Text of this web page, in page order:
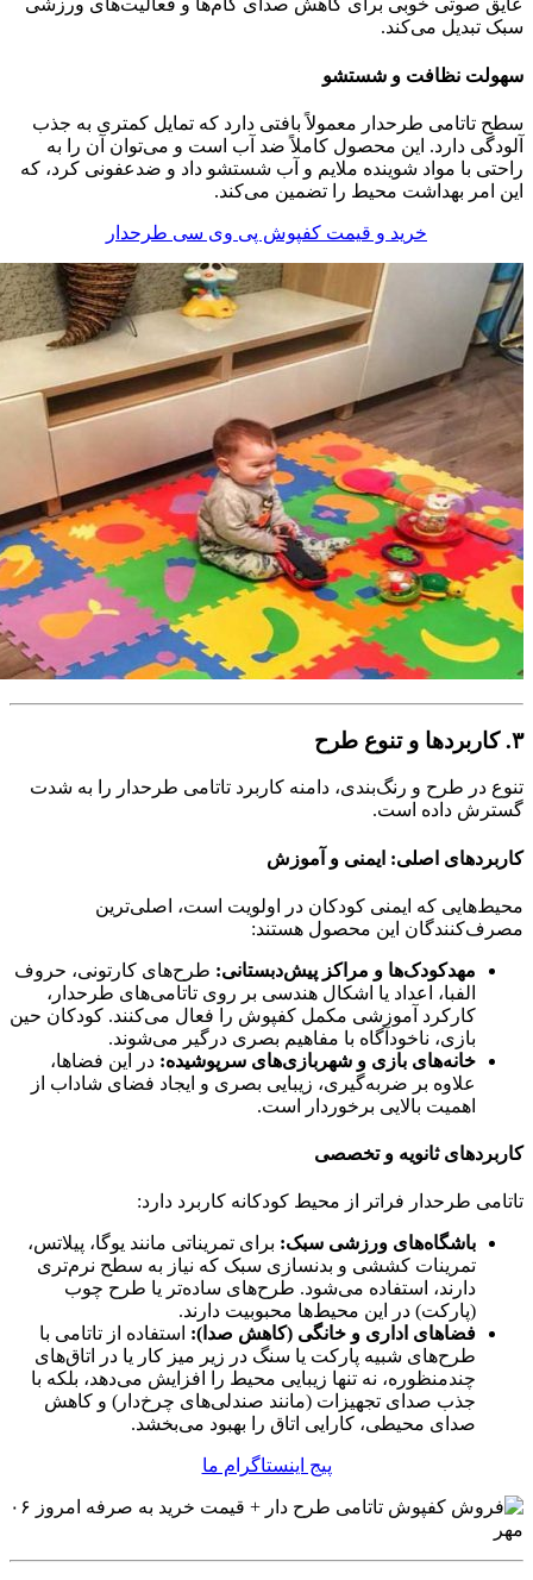
عایق صوتی خوبی برای کاهش صدای گام‌ها و فعالیت‌های ورزشی
سبک تبدیل می‌کند.
سهولت نظافت و شستشو
سطح تاتامی طرحدار معمولاً بافتی دارد که تمایل کمتری به جذب
آلودگی دارد. این محصول کاملاً ضد آب است و می‌توان آن را به
راحتی با مواد شوینده ملایم و آب شستشو داد و ضدعفونی کرد، که
این امر بهداشت محیط را تضمین می‌کند.
خرید و قیمت کفپوش پی وی سی طرحدار
۳. کاربردها و تنوع طرح
تنوع در طرح و رنگ‌بندی، دامنه کاربرد تاتامی طرحدار را به شدت
گسترش داده است.
کاربردهای اصلی: ایمنی و آموزش
محیط‌هایی که ایمنی کودکان در اولویت است، اصلی‌ترین
مصرف‌کنندگان این محصول هستند:
مهدکودک‌ها و مراکز پیش‌دبستانی: طرح‌های کارتونی، حروف
الفبا، اعداد یا اشکال هندسی بر روی تاتامی‌های طرحدار،
کارکرد آموزشی مکمل کفپوش را فعال می‌کنند. کودکان حین
بازی، ناخودآگاه با مفاهیم بصری درگیر می‌شوند.
خانه‌های بازی و شهربازی‌های سرپوشیده: در این فضاها،
علاوه بر ضربه‌گیری، زیبایی بصری و ایجاد فضای شاداب از
اهمیت بالایی برخوردار است.
کاربردهای ثانویه و تخصصی
تاتامی طرحدار فراتر از محیط کودکانه کاربرد دارد:
باشگاه‌های ورزشی سبک: برای تمریناتی مانند یوگا، پیلاتس،
تمرینات کششی و بدنسازی سبک که نیاز به سطح نرم‌تری
دارند، استفاده می‌شود. طرح‌های ساده‌تر یا طرح چوب
(پارکت) در این محیط‌ها محبوبیت دارند.
فضاهای اداری و خانگی (کاهش صدا): استفاده از تاتامی با
طرح‌های شبیه پارکت یا سنگ در زیر میز کار یا در اتاق‌های
چندمنظوره، نه تنها زیبایی محیط را افزایش می‌دهد، بلکه با
جذب صدای تجهیزات (مانند صندلی‌های چرخ‌دار) و کاهش
صدای محیطی، کارایی اتاق را بهبود می‌بخشد.
پیج اینستاگرام ما